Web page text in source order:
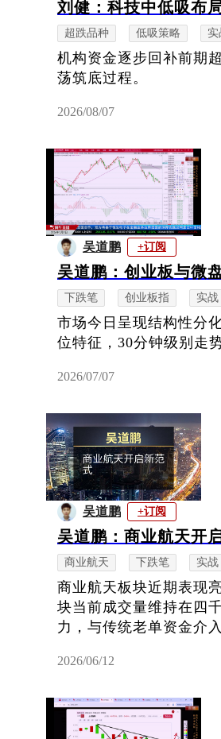
刘健：科技中低吸布
超跌品种 低吸策略 实
机构资金逐步回补前期
荡筑底过程。
2026/08/07
吴道鹏 +订阅
吴道鹏：创业板与微
下跌笔 创业板指 实战
市场今日呈现结构性分
位特征，30分钟级别走
2026/07/07
吴道鹏 +订阅
吴道鹏：商业航天开
商业航天 下跌笔 实战
商业航天板块近期表现
块当前成交量维持在四
力，与传统老单资金介
2026/06/12